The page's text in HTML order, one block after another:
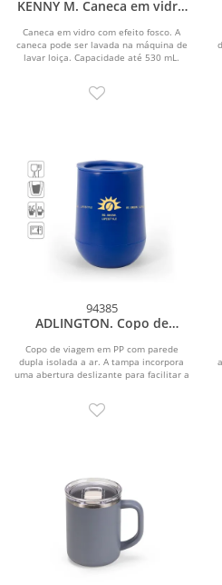
KENNY M. Caneca em vidro
Caneca em vidro com efeito fosco. A
caneca pode ser lavada na máquina de
lavar loiça. Capacidade até 530 mL.
94385
ADLINGTON. Copo de
dupla isolada a ar
Copo de viagem em PP com parede
dupla isolada a ar. A tampa incorpora
uma abertura deslizante para facilitar a